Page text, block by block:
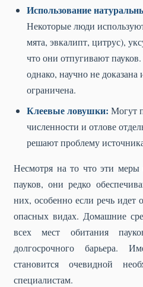
Использование
Некоторые люди
мята, эвкалипт, цитрус),
что они отпугивают
однако, научно не
ограничена.
Клеевые ловушки: Могут
численности и отлове
решают проблему
Несмотря на то что эти меры
пауков, они редко
них, особенно если речь
опасных видах. Домашние
всех мест обитания
долгосрочного барьера.
становится очевидной
специалистам.